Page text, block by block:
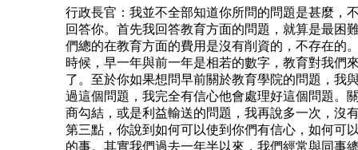
行政長官：我並不全部知道你所問的問題是甚麼，
回答你。首先我回答教育方面的問題，就算是最困
們總的在教育方面的費用是沒有削資的，不存在的
時候，早一年與前一年是相若的數字，教育對我們
了。至於你如果想問早前關於教育學院的問題，我
過這個問題，我完全有信心他會處理好這個問題。
商勾結，或是利益輸送的問題，我再說多一次，沒
第三點，你說到如何可以使到你們有信心，如何可
的事。其實我們過去一年半以來，我們經常與同事